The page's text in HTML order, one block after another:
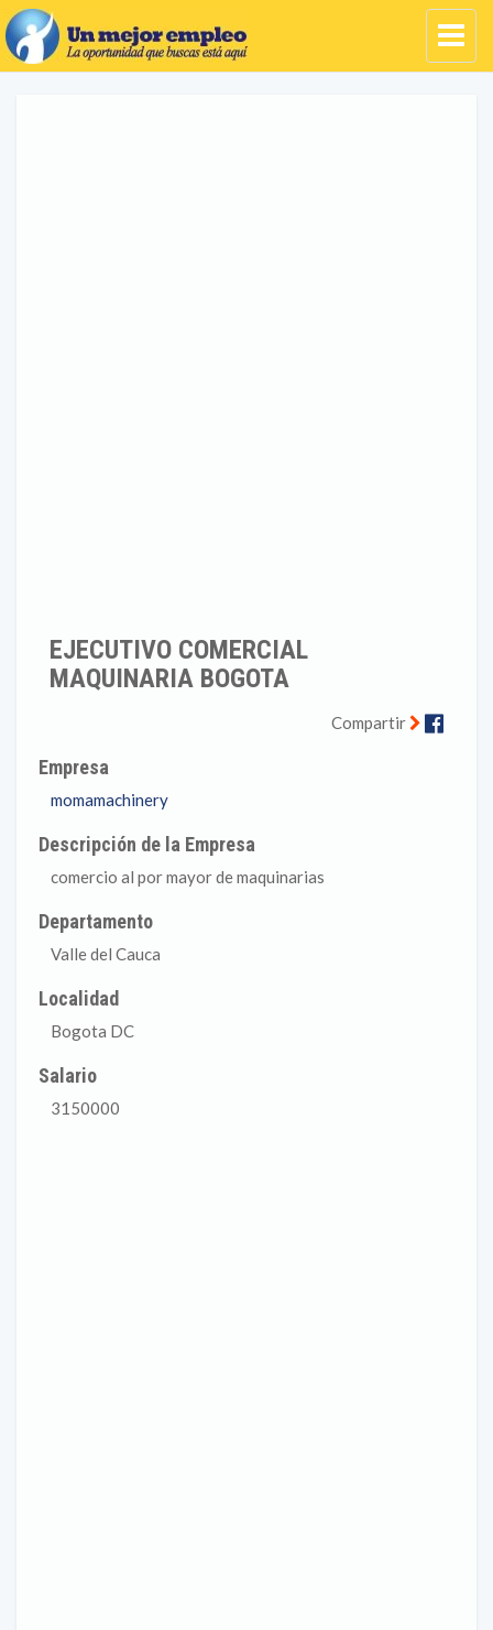
EJECUTIVO COMERCIAL
MAQUINARIA BOGOTA
Compartir
Empresa
momamachinery
Descripción de la Empresa
comercio al por mayor de maquinarias
Departamento
Valle del Cauca
Localidad
Bogota DC
Salario
3150000